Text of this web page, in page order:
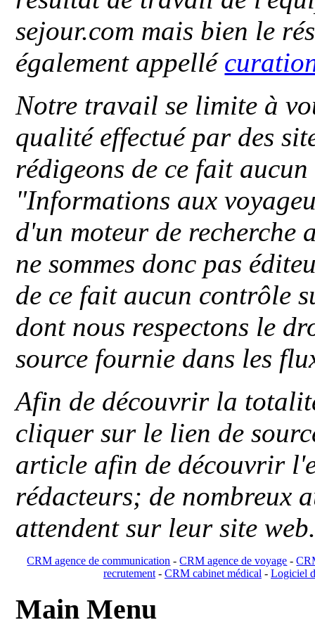
sejour.com mais bien le
également appellé
Notre travail se limite à
qualité effectué par des
rédigeons de ce fait
"Informations aux
d'un moteur de recherche
ne sommes donc pas
de ce fait aucun contrôle
dont nous respectons le
source fournie dans les
Afin de découvrir la
cliquer sur le lien de
article afin de découvrir
rédacteurs; de nombreux
attendent sur leur site
CRM agence de communication -CRM agence de voyage -
recrutement- CRM cabinet médical - Logiciel
Main Menu